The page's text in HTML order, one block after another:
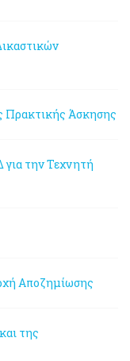
Πρακτικής Άσκησης
την Τεχνητή
Αποζημίωσης
της